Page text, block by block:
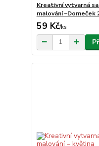
Kreativní vytvarná
malování –Domeček
59 Kč/ks